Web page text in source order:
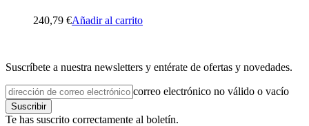
240,79 €Añadir al carrito
Suscríbete a nuestra newsletters y entérate de ofertas y novedades.
correo electrónico no válido o vacío
Suscribir
Te has suscrito correctamente al boletín.